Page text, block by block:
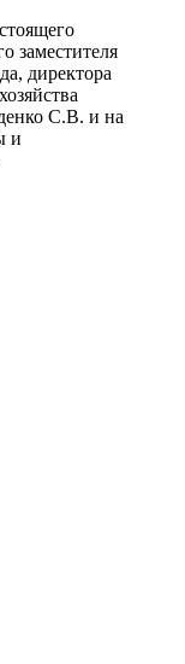
заместителя
директора
С.В. и на
и